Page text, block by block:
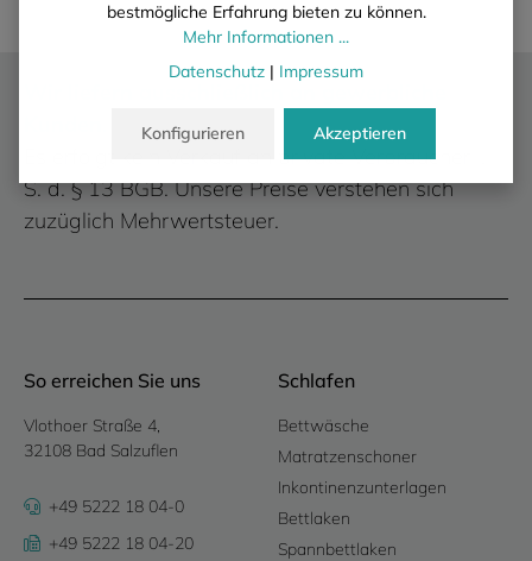
Es erfolgt kein Verkauf an private Verbraucher i.
S. d. § 13 BGB. Unsere Preise verstehen sich
zuzüglich Mehrwertsteuer.
So erreichen Sie uns
Vlothoer Straße 4,
32108 Bad Salzuflen
+49 5222 18 04-0
+49 5222 18 04-20
Schlafen
Bettwäsche
Matratzenschoner
Inkontinenzunterlagen
Bettlaken
Spannbettlaken
bestmögliche Erfahrung bieten zu können.
Mehr Informationen ...
Datenschutz | Impressum
Konfigurieren Akzeptieren